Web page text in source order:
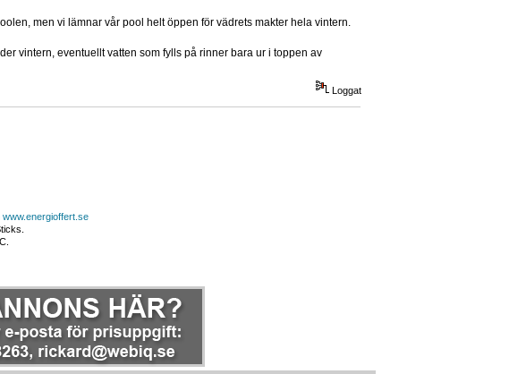
men vi lämnar vår pool helt öppen för vädrets makter hela vintern.
vintern, eventuellt vatten som fylls på rinner bara ur i toppen av
Loggat
www.energioffert.se